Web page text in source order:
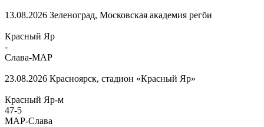
13.08.2026 Зеленоград, Московская академия регби
Красный Яр
-
Слава-МАР
23.08.2026 Красноярск, стадион «Красный Яр»
Красный Яр-м
47-5
МАР-Слава